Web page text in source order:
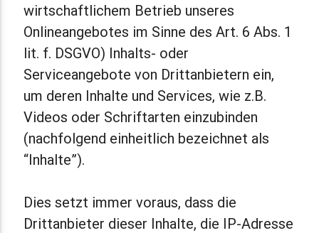
wirtschaftlichem Betrieb unseres
Onlineangebotes im Sinne des Art. 6 Abs. 1
lit. f. DSGVO) Inhalts- oder
Serviceangebote von Drittanbietern ein,
um deren Inhalte und Services, wie z.B.
Videos oder Schriftarten einzubinden
(nachfolgend einheitlich bezeichnet als
“Inhalte”).
Dies setzt immer voraus, dass die
Drittanbieter dieser Inhalte, die IP-Adresse